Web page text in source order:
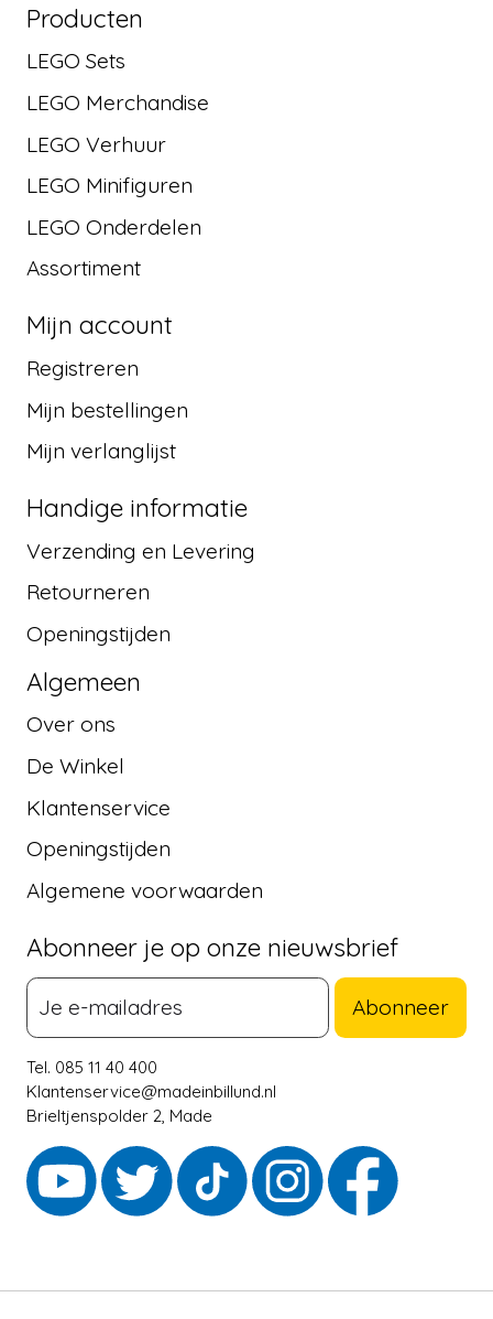
Producten
LEGO Sets
LEGO Merchandise
LEGO Verhuur
LEGO Minifiguren
LEGO Onderdelen
Assortiment
Mijn account
Registreren
Mijn bestellingen
Mijn verlanglijst
Handige informatie
Verzending en Levering
Retourneren
Openingstijden
Algemeen
Over ons
De Winkel
Klantenservice
Openingstijden
Algemene voorwaarden
Abonneer je op onze nieuwsbrief
Abonneer
Tel. 085 11 40 400
Klantenservice@madeinbillund.nl
Brieltjenspolder 2, Made